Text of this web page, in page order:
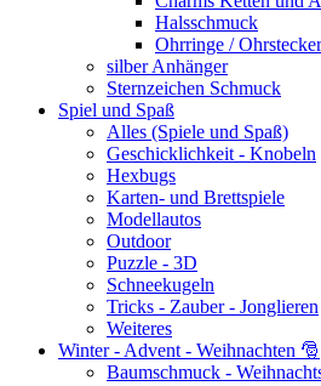
Halsschmuck
Ohrringe / Ohrstecker
silber Anhänger
Sternzeichen Schmuck
Spiel und Spaß
Alles (Spiele und Spaß)
Geschicklichkeit - Knobeln
Hexbugs
Karten- und Brettspiele
Modellautos
Outdoor
Puzzle - 3D
Schneekugeln
Tricks - Zauber - Jonglieren
Weiteres
Winter - Advent - Weihnachten 🎅
Baumschmuck -